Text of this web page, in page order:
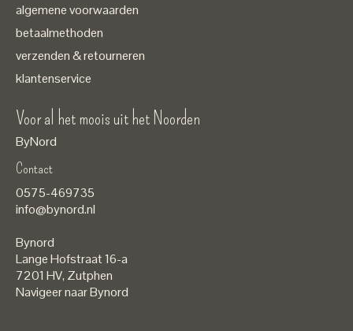
algemene voorwaarden
betaalmethoden
verzenden & retourneren
klantenservice
Voor al het moois uit het Noorden
ByNord
Contact
0575-469735
info@bynord.nl
Bynord
Lange Hofstraat 16-a
7201 HV, Zutphen
Navigeer naar Bynord